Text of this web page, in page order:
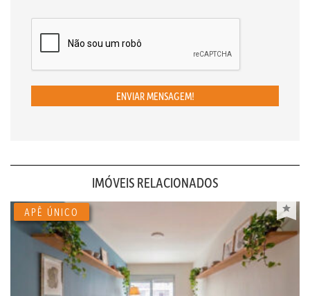
ENVIAR MENSAGEM!
IMÓVEIS RELACIONADOS